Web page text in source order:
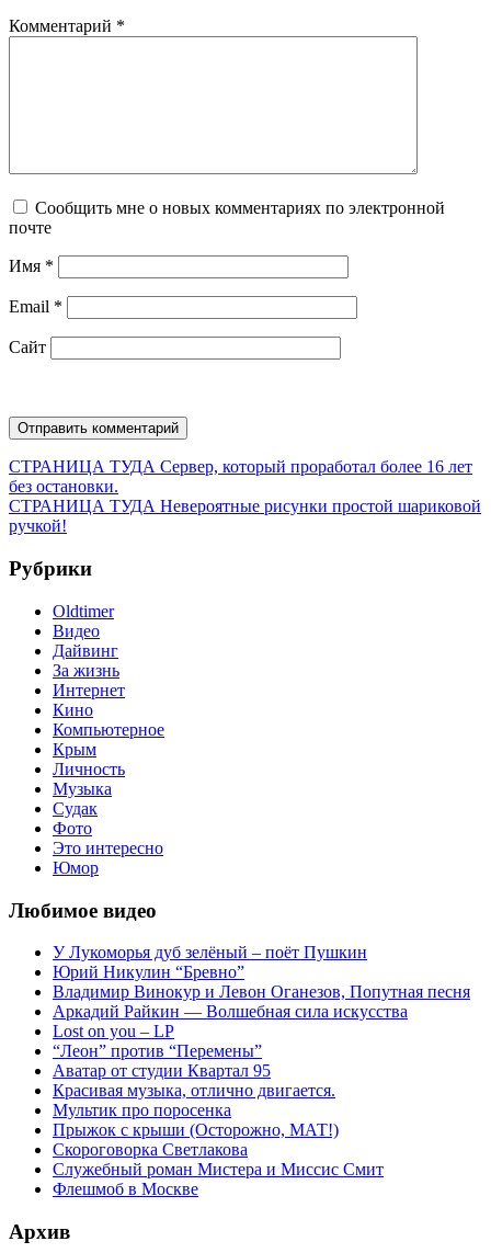
Комментарий *
Сообщить мне о новых комментариях по электронной
почте
Имя *
Email *
Сайт
Навигация
по
записям
СТРАНИЦА ТУДА Предыдущая
Сервер, который проработал более 16 лет
без остановки.
СТРАНИЦА ТУДА Следующая
Невероятные рисунки простой шариковой
ручкой!
Рубрики
Oldtimer
Видео
Дайвинг
За жизнь
Интернет
Кино
Компьютерное
Крым
Личность
Музыка
Судак
Фото
Это интересно
Юмор
Любимое видео
У Лукоморья дуб зелёный – поёт Пушкин
Юрий Никулин “Бревно”
Владимир Винокур и Левон Оганезов, Попутная песня
Аркадий Райкин — Волшебная сила искусства
Lost on you – LP
“Леон” против “Перемены”
Аватар от студии Квартал 95
Красивая музыка, отлично двигается.
Мультик про поросенка
Прыжок с крыши (Осторожно, МАТ!)
Скороговорка Светлакова
Служебный роман Мистера и Миссис Смит
Флешмоб в Москве
Архив